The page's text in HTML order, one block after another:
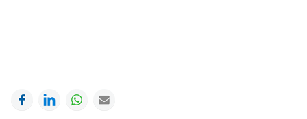
FacebookLinkedInWhatsApp